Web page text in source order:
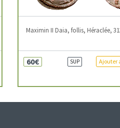
Maximin II Daia, follis, Héraclée,
60€ SUP Ajouter